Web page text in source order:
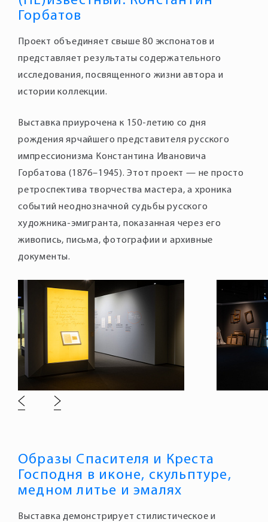
Горбатов
Проект объединяет свыше 80 экспонатов и
представляет результаты содержательного
исследования, посвященного жизни автора и
истории коллекции.
Выставка приурочена к 150-летию со дня
рождения ярчайшего представителя русского
импрессионизма Константина Ивановича
Горбатова (1876–1945). Этот проект — не просто
ретроспектива творчества мастера, а хроника
событий неоднозначной судьбы русского
художника-эмигранта, показанная через его
живопись, письма, фотографии и архивные
документы.
Образы Спасителя и Креста
Господня в иконе, скульптуре,
медном литье и эмалях
Выставка демонстрирует стилистическое и